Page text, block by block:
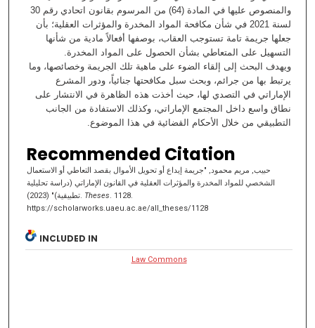
والمنصوص عليها في المادة (64) من المرسوم بقانون اتحادي رقم 30
لسنة 2021 في شأن مكافحة المواد المخدرة والمؤثرات العقلية؛ بأن
جعلها جريمة تامة تستوجب العقاب، بوصفها أفعالاً مادية من شأنها
التسهيل على المتعاطي بشأن الحصول على المواد المخدرة.
ويهدف البحث إلى إلقاء الضوء على ماهية تلك الجريمة وخصائصها، وما
يرتبط بها من جرائم، وبحث سبل مكافحتها جنائياً، ودور المشرع
الإماراتي في التصدي لها، حيث أخذت هذه الظاهرة في الانتشار على
نطاق واسع داخل المجتمع الإماراتي، وكذلك الاستفادة من الجانب
التطبيقي من خلال الأحكام القضائية في هذا الموضوع.
Recommended Citation
حبيب, مريم محمود, "جريمة إيداع أو تحويل الأموال بقصد التعاطي أو الاستعمال
الشخصي للمواد المخدرة والمؤثرات العقلية في القانون الإماراتي (دراسة تحليلية
تطبيقية)" (2023). Theses. 1128.
https://scholarworks.uaeu.ac.ae/all_theses/1128
INCLUDED IN
Law Commons